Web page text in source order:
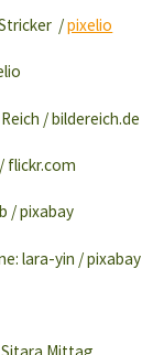
/pixelio
/ bildereich.de
flickr.com
/ pixabay
lara-yin / pixabay